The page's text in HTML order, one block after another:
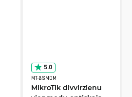
5.0
MT-BSMOM
MikroTik divvirzienu